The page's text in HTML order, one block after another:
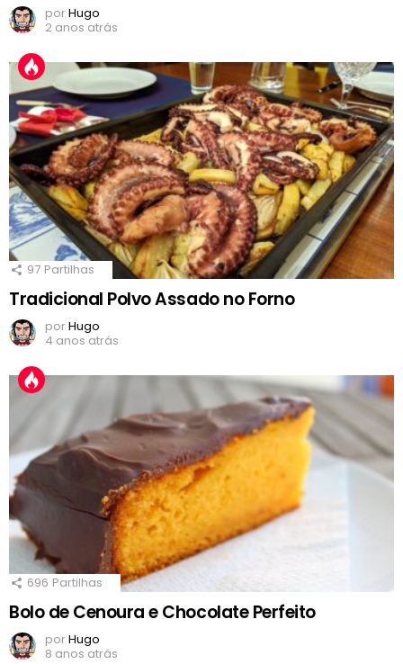
porHugo
2 anos atrás
97 Partilhas
Tradicional Polvo Assado no Forno
porHugo
4 anos atrás
696 Partilhas
Bolo de Cenoura e Chocolate Perfeito
porHugo
8 anos atrás